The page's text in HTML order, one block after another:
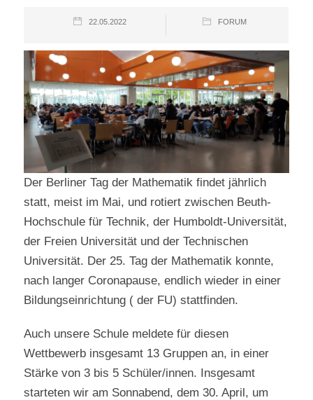
22.05.2022 FORUM
Der Berliner Tag der Mathematik findet jährlich
statt, meist im Mai, und rotiert zwischen Beuth-
Hochschule für Technik, der Humboldt-Universität,
der Freien Universität und der Technischen
Universität. Der 25. Tag der Mathematik konnte,
nach langer Coronapause, endlich wieder in einer
Bildungseinrichtung ( der FU) stattfinden.
Auch unsere Schule meldete für diesen
Wettbewerb insgesamt 13 Gruppen an, in einer
Stärke von 3 bis 5 Schüler/innen. Insgesamt
starteten wir am Sonnabend, dem 30. April, um